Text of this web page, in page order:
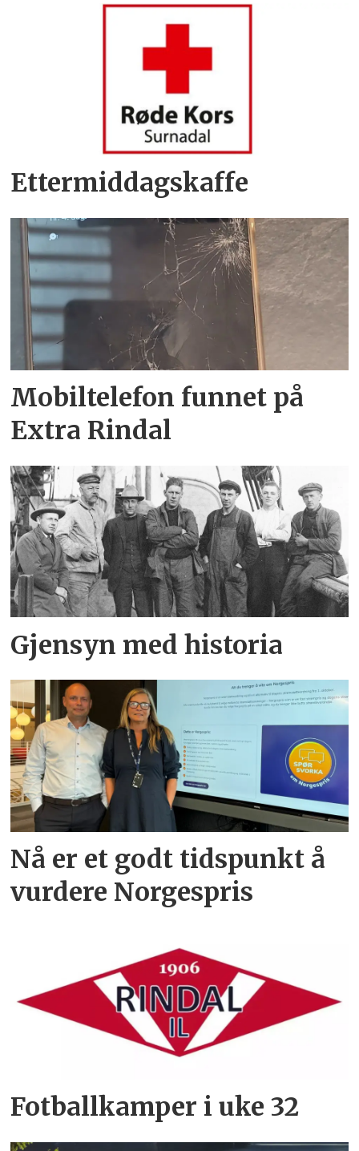
Ettermiddagskaffe
Mobiltelefon funnet på
Extra Rindal
Gjensyn med historia
Nå er et godt tidspunkt å
vurdere Norgespris
Fotballkamper i uke 32